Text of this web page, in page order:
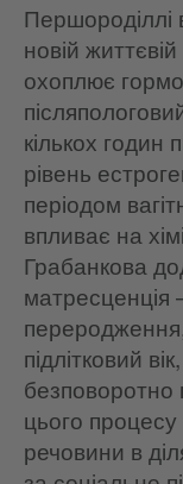
Першороділлі
новій
охоплює
кількох годин
рівень
періодом
впливає на
Грабанкова
матресценція
підлітковий
безповоротно
цього
речовини в